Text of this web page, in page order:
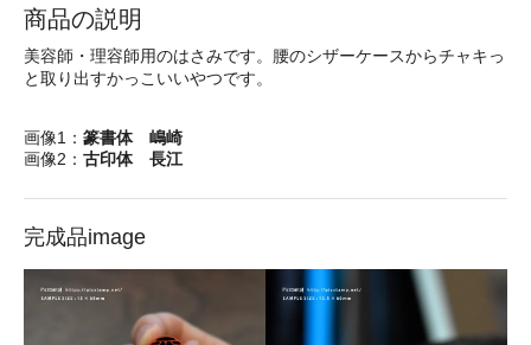
商品の説明
美容師・理容師用のはさみです。腰のシザーケースからチャキっ
と取り出すかっこいいやつです。
画像1： 篆書体 嶋崎
画像2： 古印体 長江
完成品image